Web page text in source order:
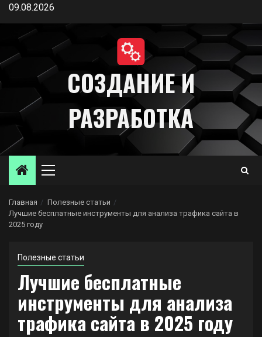
Перейти
содержимому
09.08.2026
СОЗДАНИЕ И
РАЗРАБОТКА
Основное
Главная
Полезные статьи
Лучшие бесплатные инструменты для анализа трафика сайта в
2025 году
Полезные статьи
Лучшие бесплатные
инструменты для анализа
трафика сайта в 2025 году